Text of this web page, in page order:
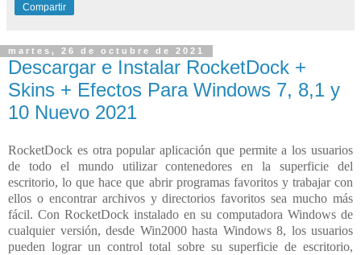
Compartir
martes, 26 de octubre de 2021
Descargar e Instalar RocketDock +
Skins + Efectos Para Windows 7, 8,1 y
10 Nuevo 2021
RocketDock es otra popular aplicación que permite a los usuarios
de todo el mundo utilizar contenedores en la superficie del
escritorio, lo que hace que abrir programas favoritos y trabajar con
ellos o encontrar archivos y directorios favoritos sea mucho más
fácil. Con RocketDock instalado en su computadora Windows de
cualquier versión, desde Win2000 hasta Windows 8, los usuarios
pueden lograr un control total sobre su superficie de escritorio,